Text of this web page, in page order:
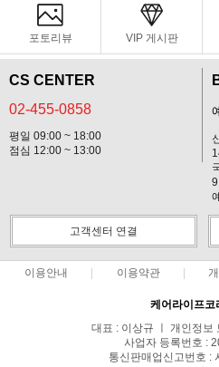
포토리뷰 VIP 게시판
CS CENTER
02-455-0858
평일 09:00 ~ 18:00
점심 12:00 ~ 13:00
고객센터 연결
이용안내 이용약관
케어라이프코
대표 : 이상규 ㅣ 개인정보
사업자 등록번호 :
통신판매업신고번호 :